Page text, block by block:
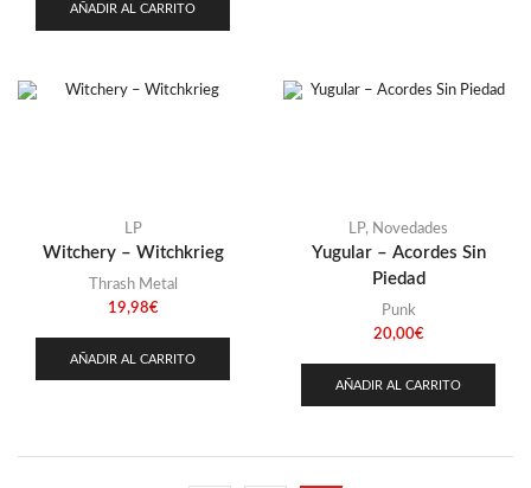
AÑADIR AL CARRITO
LP
Witchery – Witchkrieg
Thrash Metal
19,98€
AÑADIR AL CARRITO
LP, Novedades
Yugular – Acordes Sin
Piedad
Punk
20,00€
AÑADIR AL CARRITO